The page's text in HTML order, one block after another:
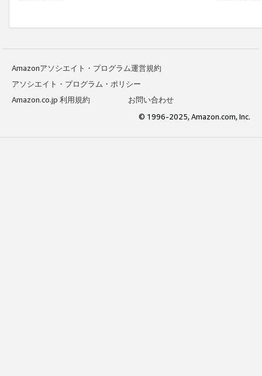
Amazonアソシエイト・プログラム運営規約
アソシエイト・プログラム・ポリシー
Amazon.co.jp 利用規約
お問い合わせ
© 1996-2025, Amazon.com, Inc.